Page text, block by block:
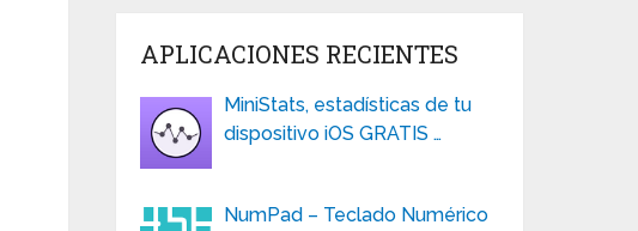
APLICACIONES RECIENTES
MiniStats, estadísticas de tu
dispositivo iOS GRATIS …
NumPad – Teclado Numérico